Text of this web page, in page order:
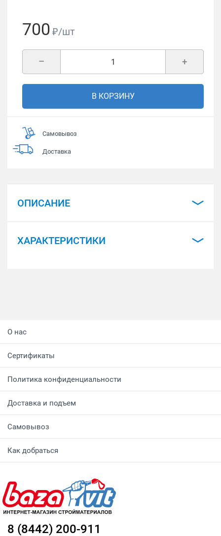
700 ₽/шт
+
–
В КОРЗИНУ
Самовывоз
Доставка
ОПИСАНИЕ
ХАРАКТЕРИСТИКИ
О нас
Сертификаты
Политика конфиденциальности
Доставка и подъем
Самовывоз
Как добраться
8 (8442) 200-911